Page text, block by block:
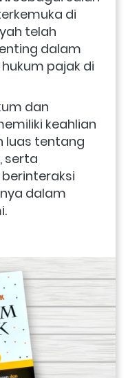
di
telah
dalam
pajak di
dan
keahlian
luas tentang
serta
dalam